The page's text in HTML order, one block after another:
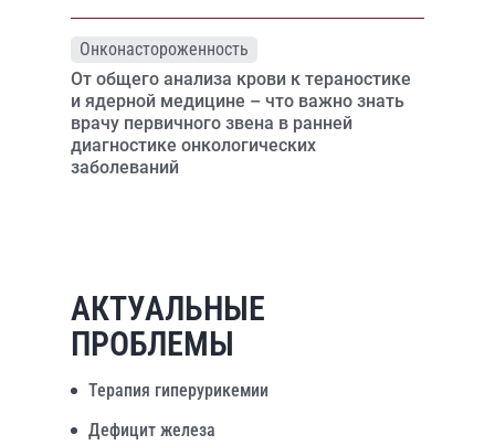
Онконастороженность
От общего анализа крови к тераностике
и ядерной медицине – что важно знать
врачу первичного звена в ранней
диагностике онкологических
заболеваний
АКТУАЛЬНЫЕ
ПРОБЛЕМЫ
Терапия гиперурикемии
Дефицит железа